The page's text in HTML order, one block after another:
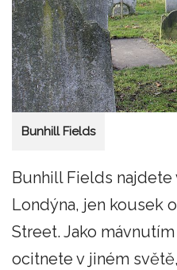
Bunhill Fields
Bunhill Fields najdete
Londýna, jen kousek
Street. Jako
ocitnete v jiném